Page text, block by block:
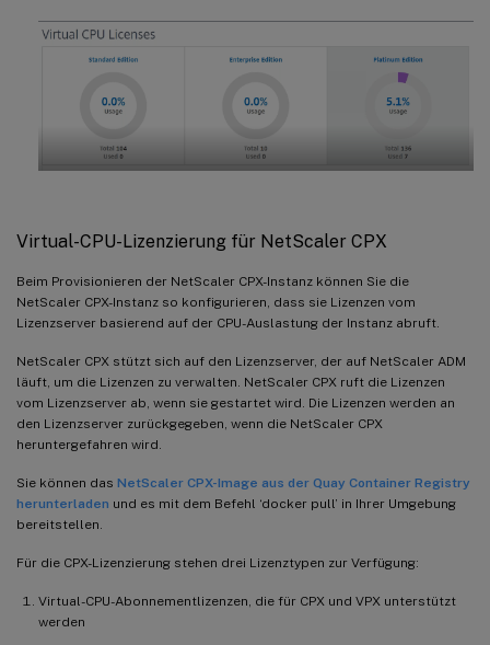
Virtual-CPU-Lizenzierung für NetScaler CPX
Beim Provisionieren der NetScaler CPX-Instanz können Sie die
NetScaler CPX-Instanz so konfigurieren, dass sie Lizenzen vom
Lizenzserver basierend auf der CPU-Auslastung der Instanz abruft.
NetScaler CPX stützt sich auf den Lizenzserver, der auf NetScaler ADM
läuft, um die Lizenzen zu verwalten. NetScaler CPX ruft die Lizenzen
vom Lizenzserver ab, wenn sie gestartet wird. Die Lizenzen werden an
den Lizenzserver zurückgegeben, wenn die NetScaler CPX
heruntergefahren wird.
Sie können das NetScaler CPX-Image aus der Quay Container Registry
herunterladen und es mit dem Befehl ‘docker pull’ in Ihrer Umgebung
bereitstellen.
Für die CPX-Lizenzierung stehen drei Lizenztypen zur Verfügung:
Virtual-CPU-Abonnementlizenzen, die für CPX und VPX unterstützt
werden